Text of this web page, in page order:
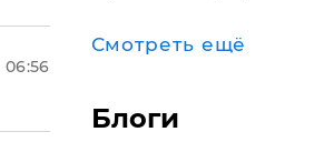
06:56
Смотреть ещё
Блоги